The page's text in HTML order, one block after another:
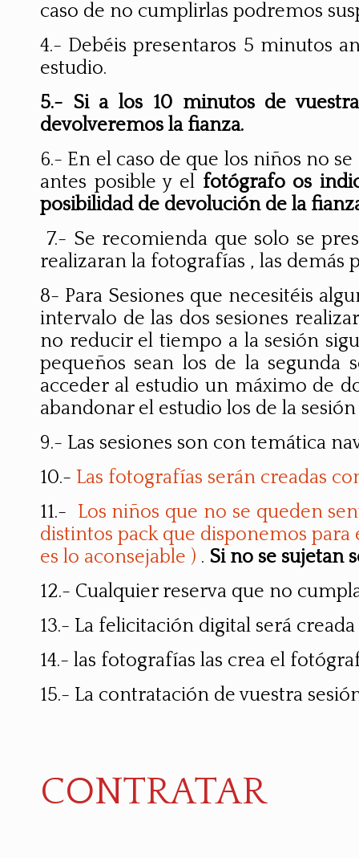
caso de no cumplirlas podremos
4.- Debéis presentaros 5 minutos
estudio.
5.- Si a los 10 minutos de
devolveremos la fianza.
6.- En el caso de que los niños no
antes posible y el fotógrafo os
posibilidad de devolución de la
7.- Se recomienda que solo se
realizaran la fotografías , las demás
8- Para Sesiones que necesitéis
intervalo de las dos sesiones
no reducir el tiempo a la sesión
pequeños sean los de la segunda
acceder al estudio un máximo de
abandonar el estudio los de la
9.- Las sesiones son con temática
10.- Las fotografías serán creadas
11.- Los niños que no se queden
distintos pack que disponemos para
es lo aconsejable ) . Si no se sujetan
12.- Cualquier reserva que no
13.- La felicitación digital será
14.- las fotografías las crea el
15.- La contratación de vuestra
CONTRATAR